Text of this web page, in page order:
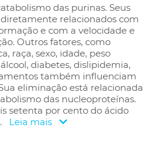
das purinas. Seus
relacionados com
e com a velocidade e
Outros fatores, como
raça, sexo, idade, peso
diabetes, dislipidemia,
também influenciam
eliminação está relacionada
das nucleoproteínas.
setenta por cento do ácido
Leia mais